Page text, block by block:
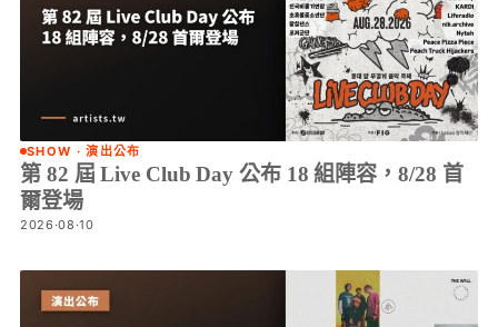
SHOW · 演出公布
第 82 屆 Live Club Day 公布 18 組陣容，8/28 首
爾登場
2026·08·10